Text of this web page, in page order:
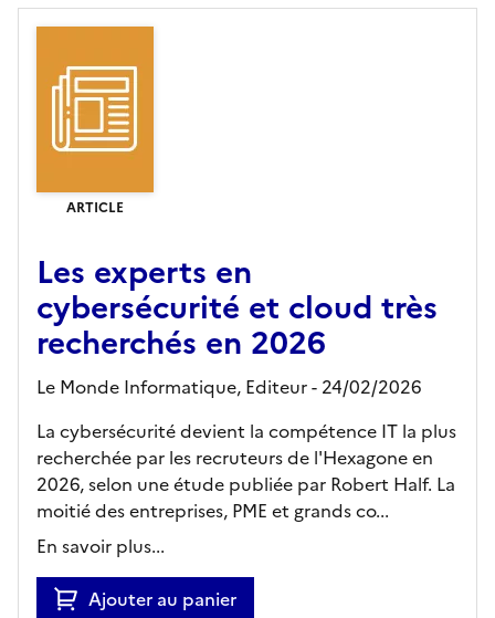
ARTICLE
Les experts en
cybersécurité et cloud très
recherchés en 2026
Le Monde Informatique, Editeur- 24/02/2026
La cybersécurité devient la compétence IT la plus
recherchée par les recruteurs de l'Hexagone en
2026, selon une étude publiée par Robert Half. La
moitié des entreprises, PME et grands co...
En savoir plus...
Ajouter au panier